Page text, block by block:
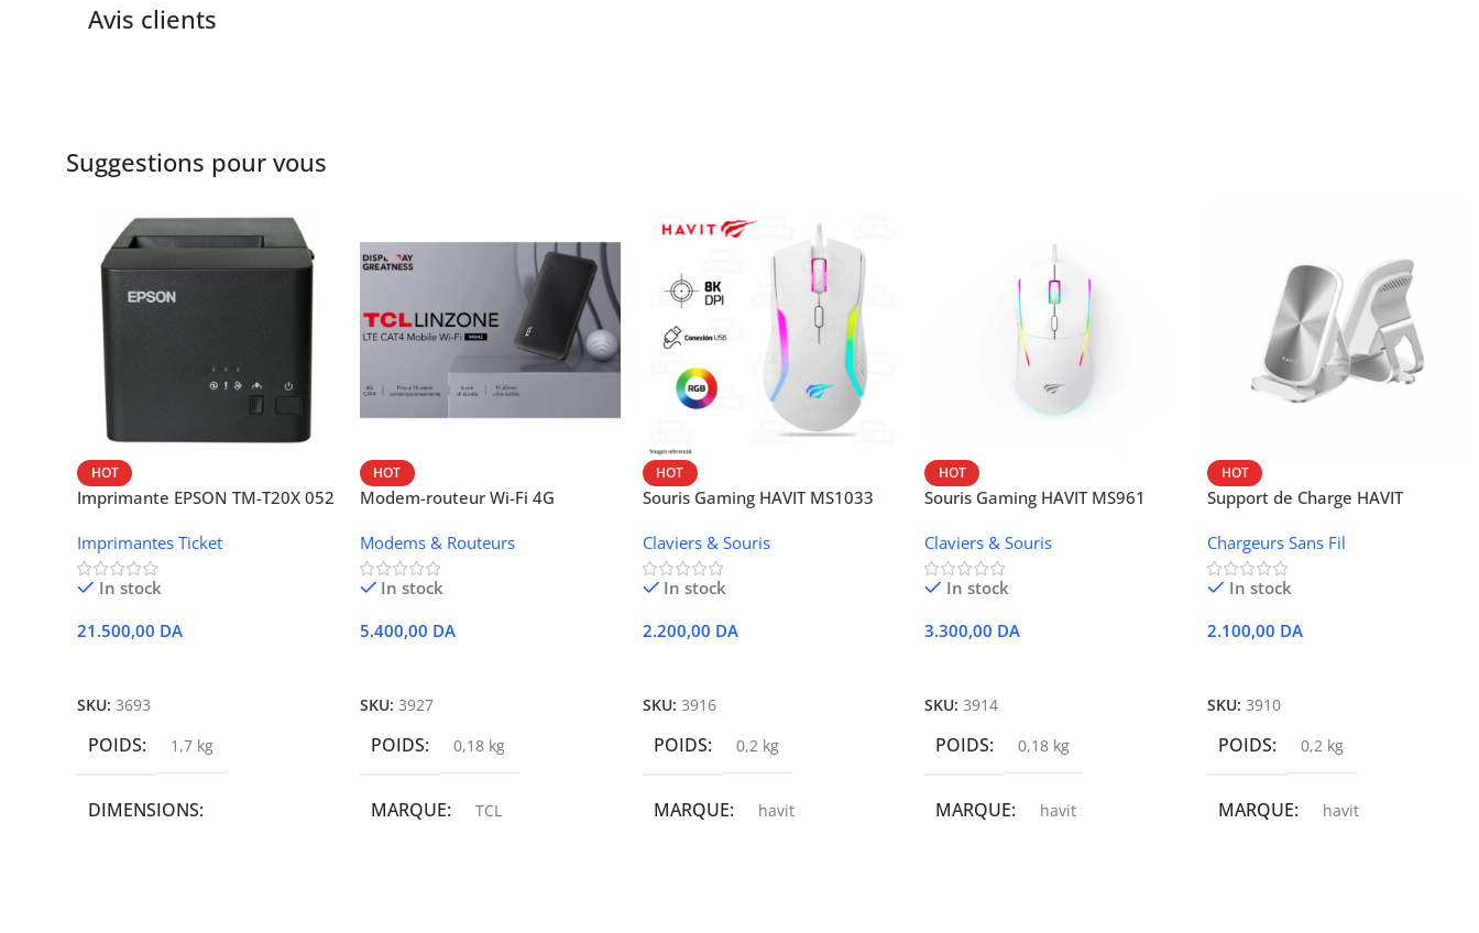
Avis clients
Suggestions pour vous
HOT
Imprimante EPSON TM-T20X 052
Imprimantes Ticket
In stock
21.500,00 DA
SKU: 3693
POIDS 1,7 kg
DIMENSIONS
HOT
Modem-routeur Wi-Fi 4G
Modems & Routeurs
In stock
5.400,00 DA
SKU: 3927
POIDS 0,18 kg
MARQUE TCL
HOT
Souris Gaming HAVIT MS1033
Claviers & Souris
In stock
2.200,00 DA
SKU: 3916
POIDS 0,2 kg
MARQUE havit
HOT
Souris Gaming HAVIT MS961
Claviers & Souris
In stock
3.300,00 DA
SKU:3914
POIDS 0,18 kg
MARQUE havit
HOT
Support de Charge HAVIT
Chargeurs Sans Fil
In stock
2.100,00 DA
SKU:3910
POIDS 0,2 kg
MARQUE havit